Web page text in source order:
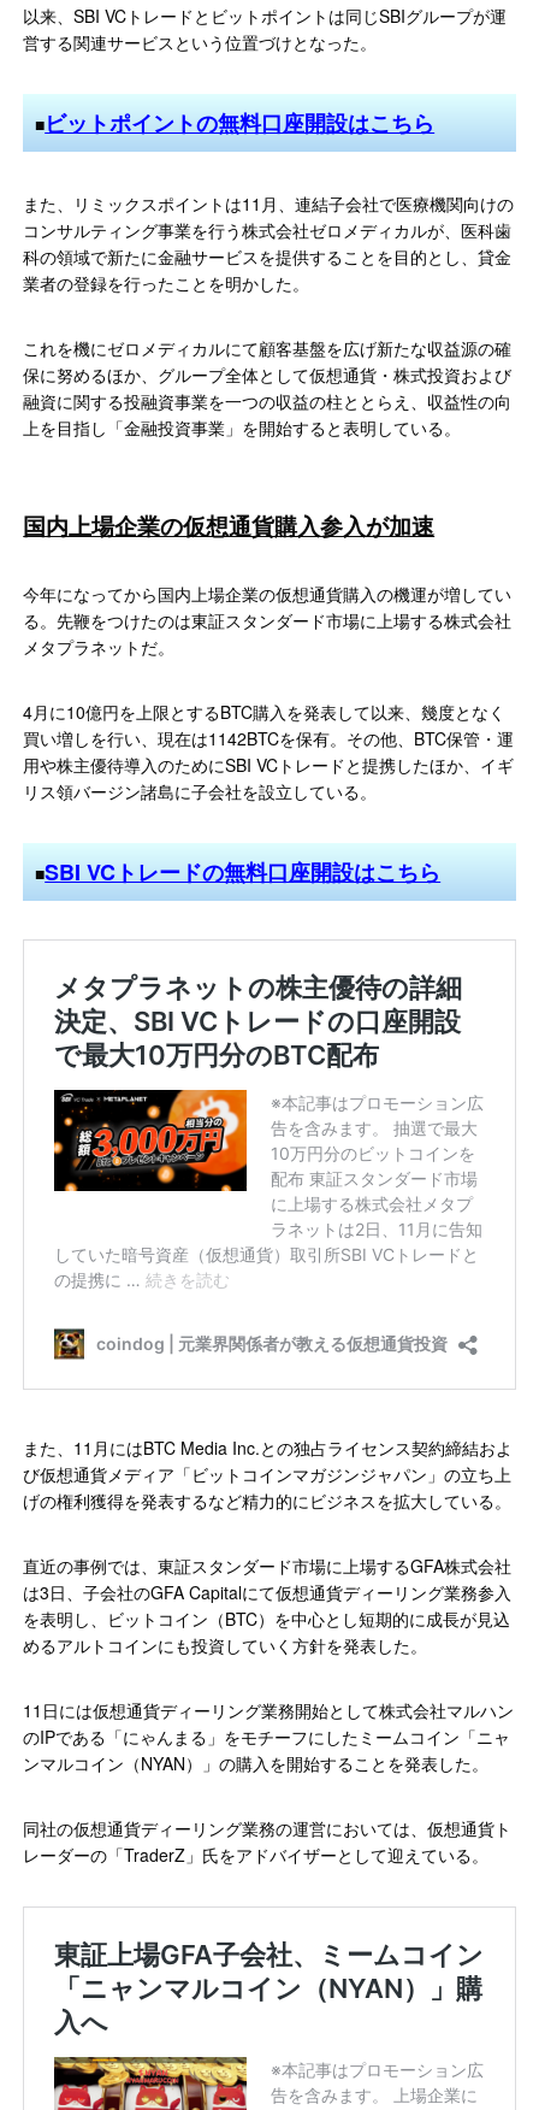
以来、SBI VCトレードとビットポイントは同じSBIグループが運
営する関連サービスという位置づけとなった。
■ビットポイントの無料口座開設はこちら
また、リミックスポイントは11月、連結子会社で医療機関向けの
コンサルティング事業を行う株式会社ゼロメディカルが、医科歯
科の領域で新たに金融サービスを提供することを目的とし、貸金
業者の登録を行ったことを明かした。
これを機にゼロメディカルにて顧客基盤を広げ新たな収益源の確
保に努めるほか、グループ全体として仮想通貨・株式投資および
融資に関する投融資事業を一つの収益の柱ととらえ、収益性の向
上を目指し「金融投資事業」を開始すると表明している。
国内上場企業の仮想通貨購入参入が加速
今年になってから国内上場企業の仮想通貨購入の機運が増してい
る。先鞭をつけたのは東証スタンダード市場に上場する株式会社
メタプラネットだ。
4月に10億円を上限とするBTC購入を発表して以来、幾度となく
買い増しを行い、現在は1142BTCを保有。その他、BTC保管・運
用や株主優待導入のためにSBI VCトレードと提携したほか、イギ
リス領バージン諸島に子会社を設立している。
■SBI VCトレードの無料口座開設はこちら
また、11月にはBTC Media Inc.との独占ライセンス契約締結およ
び仮想通貨メディア「ビットコインマガジンジャパン」の立ち上
げの権利獲得を発表するなど精力的にビジネスを拡大している。
直近の事例では、東証スタンダード市場に上場するGFA株式会社
は3日、子会社のGFA Capitalにて仮想通貨ディーリング業務参入
を表明し、ビットコイン（BTC）を中心とし短期的に成長が見込
めるアルトコインにも投資していく方針を発表した。
11日には仮想通貨ディーリング業務開始として株式会社マルハン
のIPである「にゃんまる」をモチーフにしたミームコイン「ニャ
ンマルコイン（NYAN）」の購入を開始することを発表した。
同社の仮想通貨ディーリング業務の運営においては、仮想通貨ト
レーダーの「TraderZ」氏をアドバイザーとして迎えている。